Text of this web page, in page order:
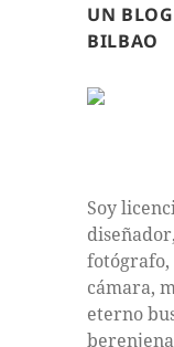
UN
BILBAO
Soy
cámara,
eterno